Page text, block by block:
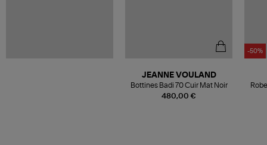
480,00 €
JEANNE VOULAND
Bottines Badi 70 Cuir Mat Noir
-50%